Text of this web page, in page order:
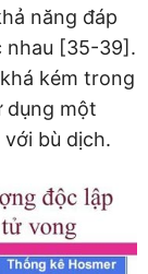
năng đáp
nhau [35-39].
kém trong
dụng một
bù dịch.